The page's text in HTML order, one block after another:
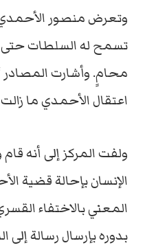
وتعرض منصور
تسمح له السلطات حتى
محامٍ. وأشارت المصادر
اعتقال الأحمدي ما
ولفت المركز إلى أنه
الإنسان بإحالة قضية
المعني بالاختفاء
بدوره بإرسال رسالة إلى